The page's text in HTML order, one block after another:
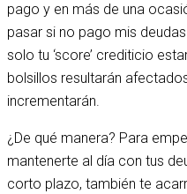
pago y en más de una
pasar si no pago mis
solo tu ‘score’ crediticio
bolsillos resultarán
incrementarán.
¿De qué manera? Para
mantenerte al día con tus
corto plazo, también te